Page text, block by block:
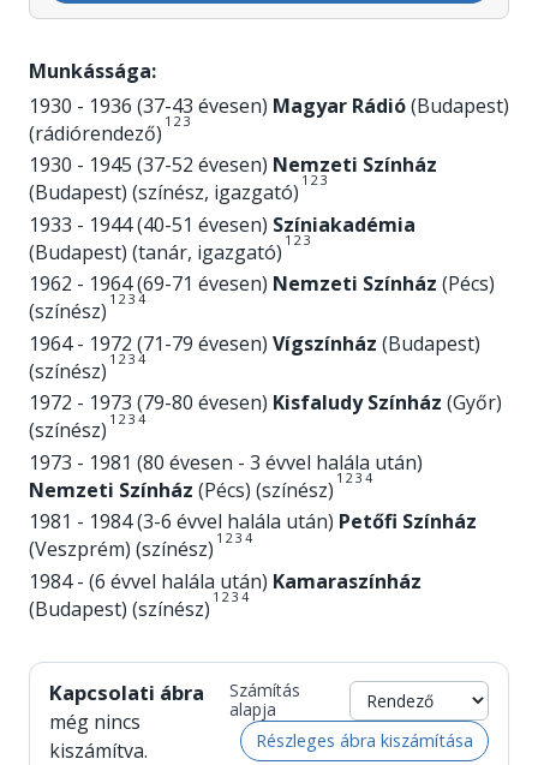
Munkássága:
1930 - 1936 (37-43 évesen) Magyar Rádió(Budapest)
(rádiórendező) 1 2 3
1930 - 1945 (37-52 évesen) Nemzeti Színház
(Budapest) (színész, igazgató) 1 23
1933 - 1944 (40-51 évesen) Színiakadémia
(Budapest) (tanár, igazgató) 1 2 3
1962 - 1964 (69-71 évesen) Nemzeti Színház (Pécs)
(színész) 1 23 4
1964 - 1972 (71-79 évesen) Vígszínház (Budapest)
(színész) 1 23 4
1972 - 1973 (79-80 évesen) Kisfaludy Színház (Győr)
(színész) 1 2 3 4
1973 - 1981 (80 évesen - 3 évvel halála után)
Nemzeti Színház (Pécs) (színész) 1 23 4
1981 - 1984 (3-6 évvel halála után) Petőfi Színház
(Veszprém) (színész) 1 2 3 4
1984 - (6 évvel halála után) Kamaraszínház
(Budapest) (színész) 1 23 4
Kapcsolati ábra
még nincs
kiszámítva.
Számítás
alapja
Részleges ábra kiszámítása